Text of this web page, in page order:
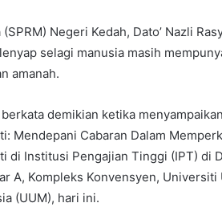
Negeri Kedah, Dato’ Nazli
selagi manusia masih
amanah.
demikian ketika
Mendepani Cabaran Dalam
di Institusi Pengajian Tinggi (IPT) di
A, Kompleks Konvensyen, Universiti
(UUM), hari ini.